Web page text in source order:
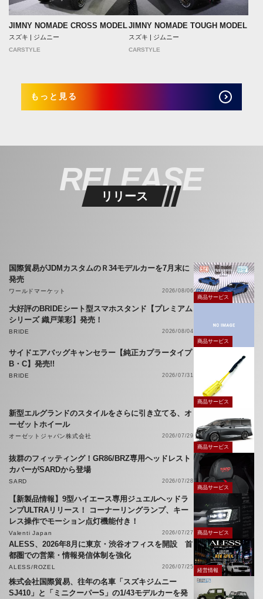
JIMNY NOMADE CROSS MODEL
スズキ | ジムニー
CARSTYLE
JIMNY NOMADE TOUGH MODEL
スズキ | ジムニー
CARSTYLE
もっと見る
RELEASE
リリース
国際貿易がJDMカスタムのＲ34モデルカーを7月末に
発売
ワールドマーケット
2026/08/06
商品サービス
大好評のBRIDEシート型スマホスタンド【プレミアム
シリーズ 織戸茉彩】発売！
BRIDE
2026/08/04
商品サービス
サイドエアバッグキャンセラー【純正カプラータイプ
B・C】発売!!
BRIDE 2026/07/31
商品サービス
新型エルグランドのスタイルをさらに引き立てる、オ
ーゼットホイール
オーゼットジャパン株式会社
2026/07/29
商品サービス
抜群のフィッティング！GR86/BRZ専用ヘッドレスト
カバーがSARDから登場
SARD
2026/07/28
商品サービス
【新製品情報】9型ハイエース専用ジュエルヘッドラ
ンプULTRAリリース！ コーナーリングランプ、キー
レス操作でモーション点灯機能付き！
Valenti Japan 2026/07/27 商品サービス
ALESS、2026年8月に東京・渋谷オフィスを開設 首
都圏での営業・情報発信体制を強化
ALESS/ROZEL 2026/07/25
経営情報
株式会社国際貿易、往年の名車「スズキジムニー
SJ410」と「ミニクーパーS」の1/43モデルカーを発